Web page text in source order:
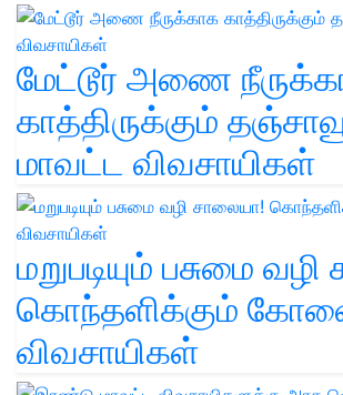
மேட்டூர் அணை
காத்திருக்கும்
மாவட்ட விவசாயிகள்
மறுபடியும் பசுமை
கொந்தளிக்கும்
விவசாயிகள்